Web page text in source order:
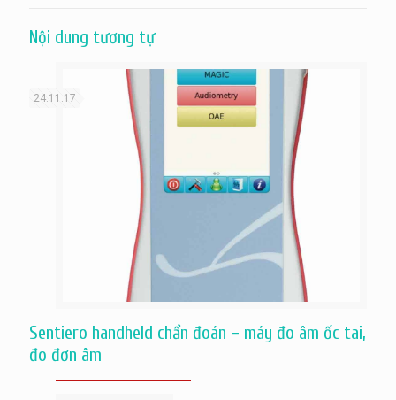
Nội dung tương tự
24.11.17
Sentiero handheld chẩn đoán – máy đo âm ốc tai,
đo đơn âm